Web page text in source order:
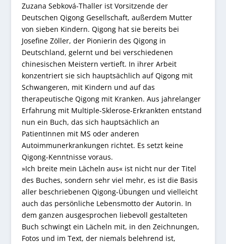
Zuzana Sebková-Thaller ist Vorsitzende der
Deutschen Qigong Gesellschaft, außerdem Mutter
von sieben Kindern. Qigong hat sie bereits bei
Josefine Zöller, der Pionierin des Qigong in
Deutschland, gelernt und bei verschiedenen
chinesischen Meistern vertieft. In ihrer Arbeit
konzentriert sie sich hauptsächlich auf Qigong mit
Schwangeren, mit Kindern und auf das
therapeutische Qigong mit Kranken. Aus jahrelanger
Erfahrung mit Multiple-Sklerose-Erkrankten entstand
nun ein Buch, das sich hauptsächlich an
PatientInnen mit MS oder anderen
Autoimmunerkrankungen richtet. Es setzt keine
Qigong-Kenntnisse voraus.
»Ich breite mein Lächeln aus« ist nicht nur der Titel
des Buches, sondern sehr viel mehr, es ist die Basis
aller beschriebenen Qigong-Übungen und vielleicht
auch das persönliche Lebensmotto der Autorin. In
dem ganzen ausgesprochen liebevoll gestalteten
Buch schwingt ein Lächeln mit, in den Zeichnungen,
Fotos und im Text, der niemals belehrend ist,